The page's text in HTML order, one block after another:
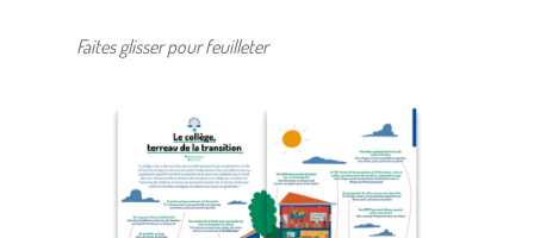
Faites glisser pour feuilleter